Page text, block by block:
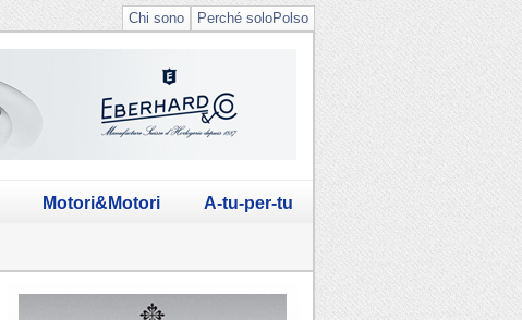
Perché soloPolso
Chi sono
Motori&Motori A-tu-per-tu